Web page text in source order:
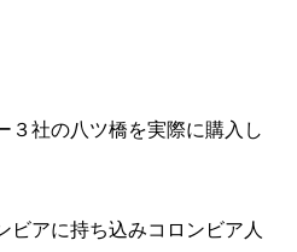
３社の八ツ橋を実際に購入し
ビアに持ち込みコロンビア人